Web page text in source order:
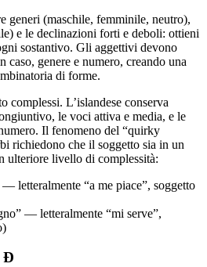
generi (maschile, femminile, neutro),
e le declinazioni forti e deboli: ottieni
sostantivo. Gli aggettivi devono
caso, genere e numero, creando una
di forme.
complessi. L’islandese conserva
le voci attiva e media, e le
Il fenomeno del “quirky
richiedono che il soggetto sia in un
livello di complessità:
letteralmente “a me piace”, soggetto
— letteralmente “mi serve”,
Ð